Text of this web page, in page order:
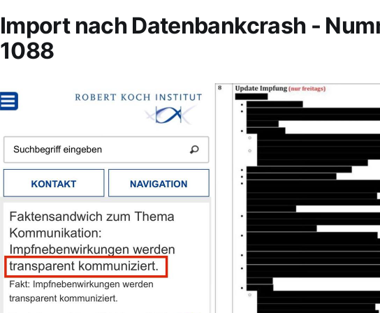
Import nach Datenbankcrash -
1088